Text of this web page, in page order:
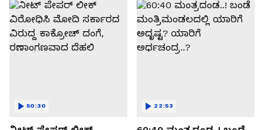
ಸೀಕ್ರೆಟ್?
50:30 22:53